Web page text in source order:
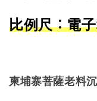
比例尺：電
柬埔寨菩薩老料